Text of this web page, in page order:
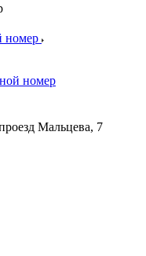
номер
номер
Мальцева, 7